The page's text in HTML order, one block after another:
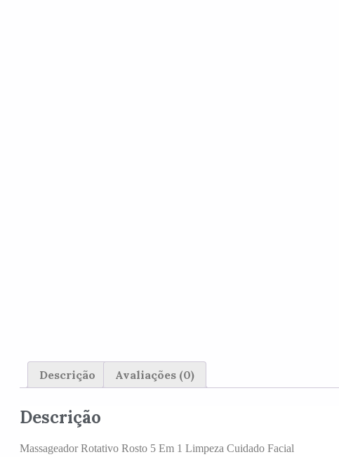
Descrição Avaliações (0)
Descrição
Massageador Rotativo Rosto 5 Em 1 Limpeza Cuidado Facial